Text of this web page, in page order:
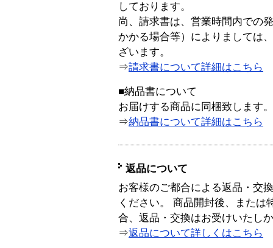
しております。
尚、請求書は、営業時間内での
かかる場合等）によりましては
ざいます。
⇒請求書について詳細はこちら
■納品書について
お届けする商品に同梱致します。
⇒納品書について詳細はこちら
返品について
お客様のご都合による返品・交
ください。 商品開封後、または
合、返品・交換はお受けいたし
⇒返品について詳しくはこちら